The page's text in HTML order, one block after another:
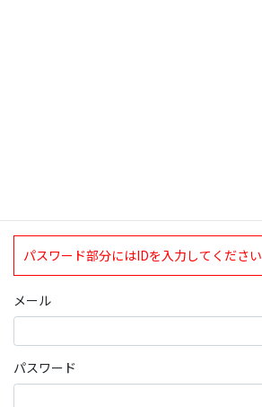
パスワード部分にはIDを入力してください
メール
パスワード